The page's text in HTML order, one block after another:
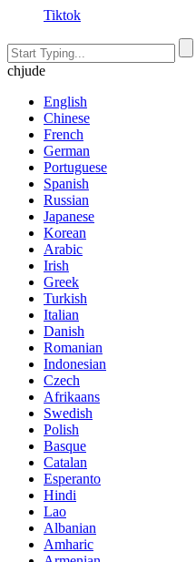
Tiktok
chjude
English
Chinese
French
German
Portuguese
Spanish
Russian
Japanese
Korean
Arabic
Irish
Greek
Turkish
Italian
Danish
Romanian
Indonesian
Czech
Afrikaans
Swedish
Polish
Basque
Catalan
Esperanto
Hindi
Lao
Albanian
Amharic